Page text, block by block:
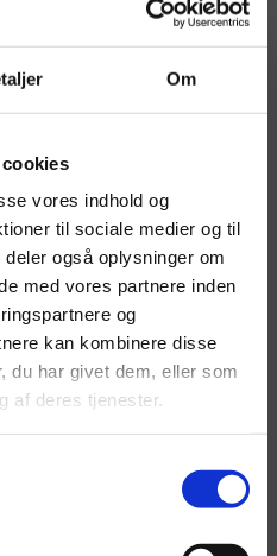
Om
vores indhold og
til sociale medier og til
også oplysninger om
med vores partnere inden
og
kan kombinere disse
du har givet dem, eller som
af deres tjenester.